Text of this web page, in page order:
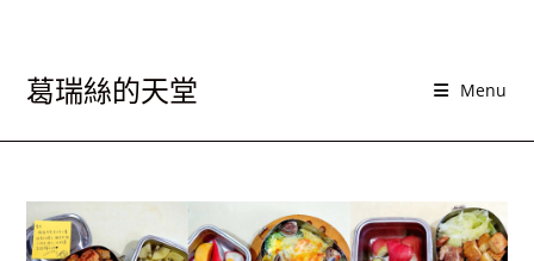
葛瑞絲的天堂 Menu